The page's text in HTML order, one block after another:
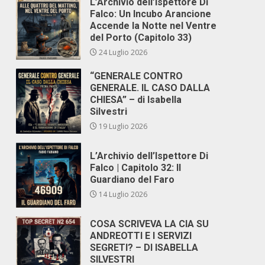
Falco: Un Incubo Arancione
Accende la Notte nel Ventre
del Porto (Capitolo 33)
24 Luglio 2026
“GENERALE CONTRO
GENERALE. IL CASO DALLA
CHIESA” – di Isabella
Silvestri
19 Luglio 2026
L’Archivio dell’Ispettore Di
Falco | Capitolo 32: Il
Guardiano del Faro
14 Luglio 2026
COSA SCRIVEVA LA CIA SU
ANDREOTTI E I SERVIZI
SEGRETI? – DI ISABELLA
SILVESTRI